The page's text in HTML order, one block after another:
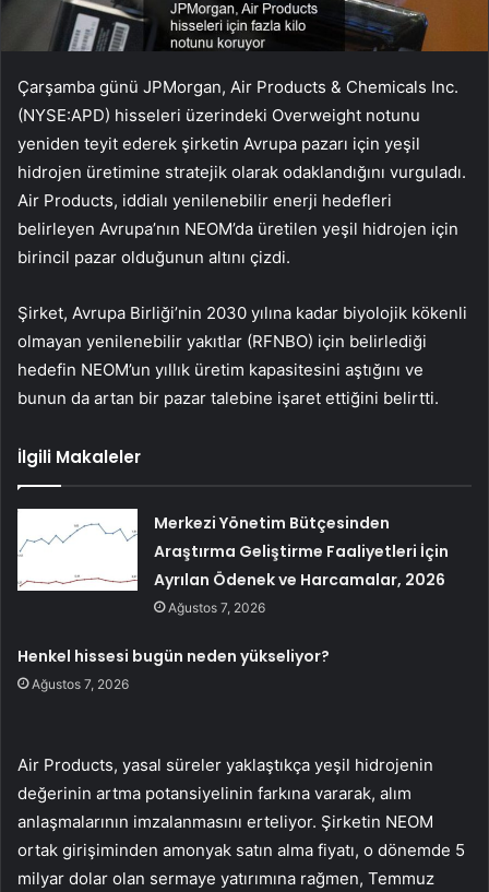
Çarşamba günü JPMorgan, Air Products & Chemicals Inc.
(NYSE:APD) hisseleri üzerindeki Overweight notunu
yeniden teyit ederek şirketin Avrupa pazarı için yeşil
hidrojen üretimine stratejik olarak odaklandığını vurguladı.
Air Products, iddialı yenilenebilir enerji hedefleri
belirleyen Avrupa’nın NEOM’da üretilen yeşil hidrojen için
birincil pazar olduğunun altını çizdi.
Şirket, Avrupa Birliği’nin 2030 yılına kadar biyolojik kökenli
olmayan yenilenebilir yakıtlar (RFNBO) için belirlediği
hedefin NEOM’un yıllık üretim kapasitesini aştığını ve
bunun da artan bir pazar talebine işaret ettiğini belirtti.
İlgili Makaleler
Merkezi Yönetim Bütçesinden
Araştırma Geliştirme Faaliyetleri İçin
Ayrılan Ödenek ve Harcamalar, 2026
Ağustos 7, 2026
Henkel hissesi bugün neden yükseliyor?
Ağustos 7, 2026
Air Products, yasal süreler yaklaştıkça yeşil hidrojenin
değerinin artma potansiyelinin farkına vararak, alım
anlaşmalarının imzalanmasını erteliyor. Şirketin NEOM
ortak girişiminden amonyak satın alma fiyatı, o dönemde 5
milyar dolar olan sermaye yatırımına rağmen, Temmuz